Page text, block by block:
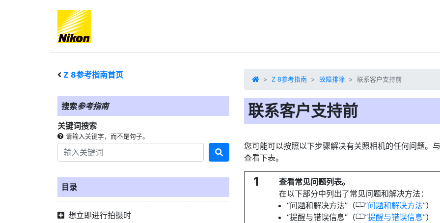
Z 8参考指南首页
搜索参考指南
关键词搜索
请输入关键字，而不是句子。
目录
想立即进行拍摄时
Z 8参考指南 故障排除 联系客户支持前
联系客户支持前
您可能可以按照以下步骤解决有关照相机的任何问题。
查看下表。
1
查看常见问题列表。
在以下部分中列出了常见问题和解决方法：
“问题和解决方法”（0 问题和解决方法 ）
“提醒与错误信息”（0 提醒与错误信息 ）